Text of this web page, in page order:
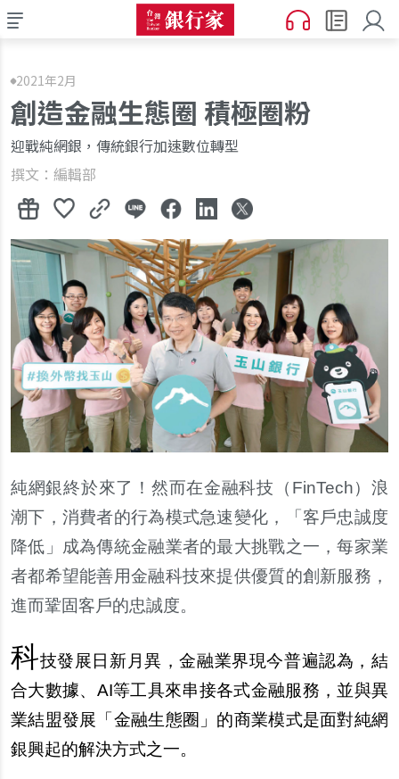
2021年2月
創造金融生態圈 積極圈粉
迎戰純網銀，傳統銀行加速數位轉型
撰文：編輯部
純網銀終於來了！然而在金融科技（FinTech）浪
潮下，消費者的行為模式急速變化，「客戶忠誠度
降低」成為傳統金融業者的最大挑戰之一，每家業
者都希望能善用金融科技來提供優質的創新服務，
進而鞏固客戶的忠誠度。
科技發展日新月異，金融業界現今普遍認為，結
合大數據、AI等工具來串接各式金融服務，並與異
業結盟發展「金融生態圈」的商業模式是面對純網
銀興起的解決方式之一。